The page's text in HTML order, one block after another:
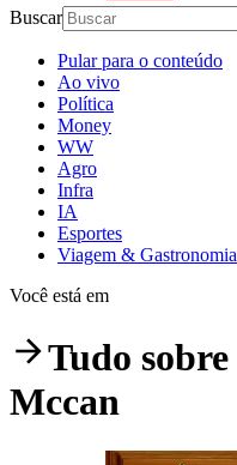
Buscar
Pular para o conteúdo
Ao vivo
Política
Money
WW
Agro
Infra
IA
Esportes
Viagem & Gastronomia
Você está em
Tudo sobre
Mccan